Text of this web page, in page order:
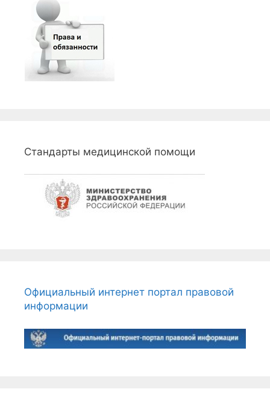
Стандарты медицинской помощи
Официальный интернет портал правовой
информации